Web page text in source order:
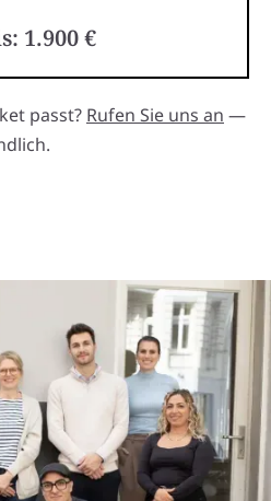
1.900 €
passt? Rufen Sie uns an —